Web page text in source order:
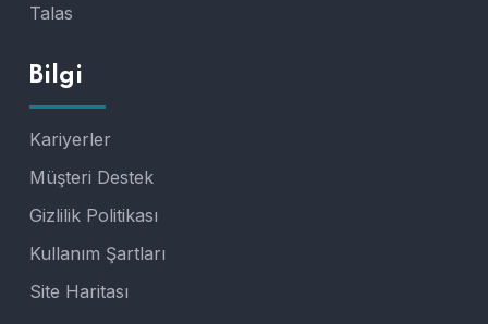
Talas
Bilgi
Kariyerler
Müşteri Destek
Gizlilik Politikası
Kullanım Şartları
Site Haritası